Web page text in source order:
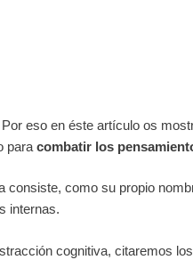
eso en éste artículo os
para combatir los
consiste, como su propio
internas.
cognitiva, citaremos